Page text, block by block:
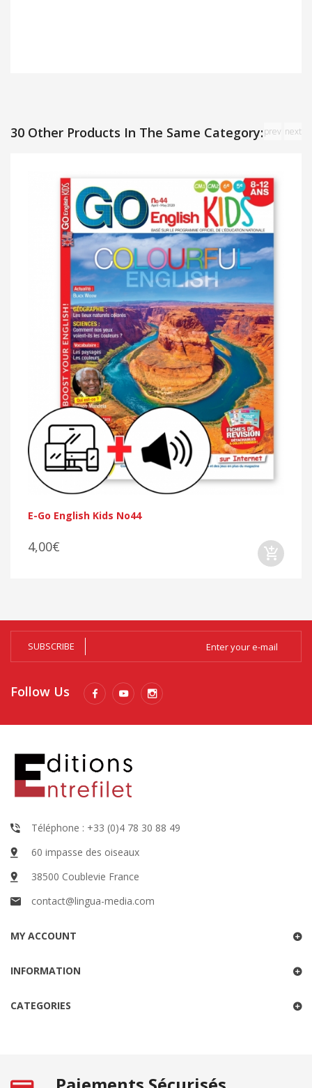
30 Other Products In The Same Category:
E-Go English Kids No44
4,00€
prev next
SUBSCRIBE
Follow Us
Téléphone : +33 (0)4 78 30 88 49
60 impasse des oiseaux
38500 Coublevie France
contact@lingua-media.com
MY ACCOUNT
INFORMATION
CATEGORIES